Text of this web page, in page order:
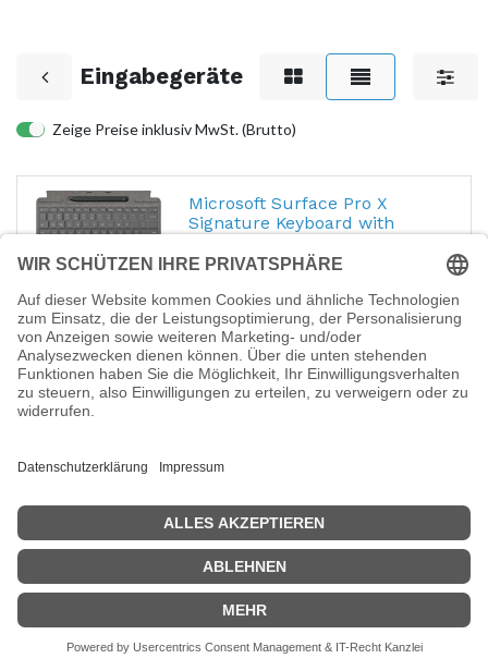
Eingabegeräte
Zeige Preise inklusiv MwSt. (Brutto)
Microsoft Surface Pro X
Signature Keyboard with
Hersteller-Nr.:26B-00065
EAN:0889842685015
Microsoft Surface Pro X Signature
Keyboard with Slim Pen Bundle - Tastatur -
mit Trackpad, Beschleunigungsmesser -
hinterleuchtet - QWERTZ - Deutsch - Platin
- kommerziell - für Surface Pro 8, Pro X
242,02
EAN:0889842511390
Microsoft Surface Pro X Signature
Keyboard with Slim Pen Bundle - Tastatur -
mit Trackpad - hinterleuchtet - Deutsch -
Schwarz - kommerziell - für Surface Pro 8,
Pro X
242,91€